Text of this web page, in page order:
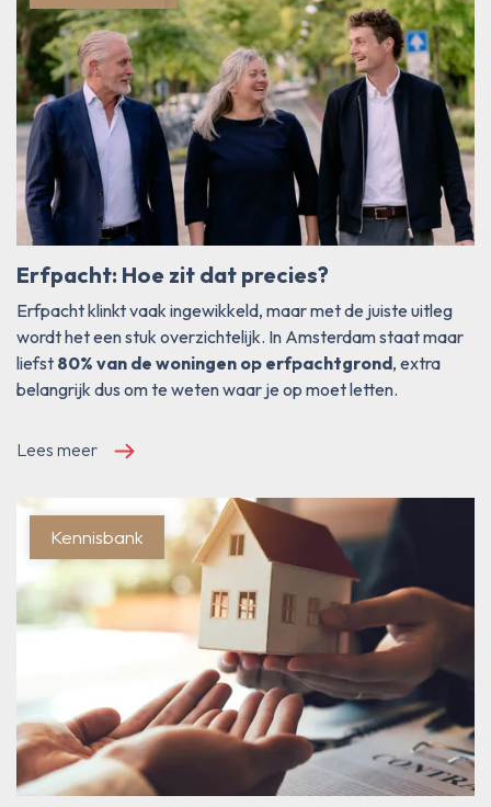
Erfpacht: Hoe zit dat precies?
Erfpacht klinkt vaak ingewikkeld, maar met de juiste uitleg
wordt het een stuk overzichtelijk. In Amsterdam staat maar
liefst 80% van de woningen op erfpachtgrond, extra
belangrijk dus om te weten waar je op moet letten.
Lees meer
Kennisbank